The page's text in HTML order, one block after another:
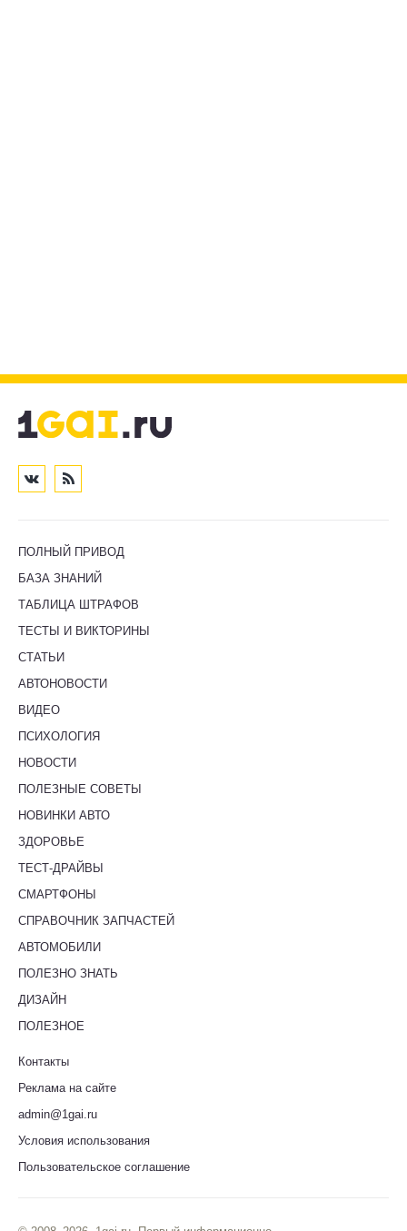
ПОЛНЫЙ ПРИВОД
БАЗА ЗНАНИЙ
ТАБЛИЦА ШТРАФОВ
ТЕСТЫ И ВИКТОРИНЫ
СТАТЬИ
АВТОНОВОСТИ
ВИДЕО
ПСИХОЛОГИЯ
НОВОСТИ
ПОЛЕЗНЫЕ СОВЕТЫ
НОВИНКИ АВТО
ЗДОРОВЬЕ
ТЕСТ-ДРАЙВЫ
СМАРТФОНЫ
СПРАВОЧНИК ЗАПЧАСТЕЙ
АВТОМОБИЛИ
ПОЛЕЗНО ЗНАТЬ
ДИЗАЙН
ПОЛЕЗНОЕ
Контакты
Реклама на сайте
admin@1gai.ru
Условия использования
Пользовательское соглашение